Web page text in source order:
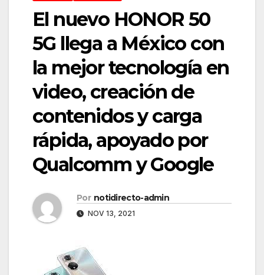
El nuevo HONOR 50
5G llega a México con
la mejor tecnología en
video, creación de
contenidos y carga
rápida, apoyado por
Qualcomm y Google
Por notidirecto-admin
NOV 13, 2021